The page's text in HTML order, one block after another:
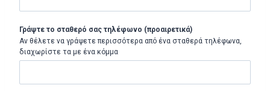
Γράψτε τo σταθερό σας τηλέφωνο (προαιρετικά)
Αν θέλετε να γράψετε περισσότερα από ένα σταθερά τηλέφωνα,
διαχωρίστε τα με ένα κόμμα